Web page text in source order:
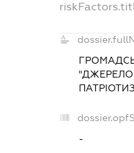
"ДЖЕРЕЛО
-